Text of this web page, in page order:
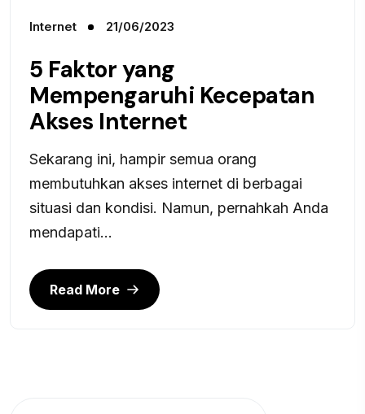
Internet 21/06/2023
5 Faktor yang
Mempengaruhi Kecepatan
Akses Internet
Sekarang ini, hampir semua orang
membutuhkan akses internet di berbagai
situasi dan kondisi. Namun, pernahkah Anda
mendapati...
Read More